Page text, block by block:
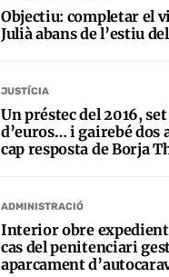
Objectiu: completar el
Julià abans de l’estiu
JUSTÍCIA
Un préstec del 2016,
d’euros… i gairebé dos
cap resposta de Borja
ADMINISTRACIÓ
Interior obre
cas del penitenciari
aparcament